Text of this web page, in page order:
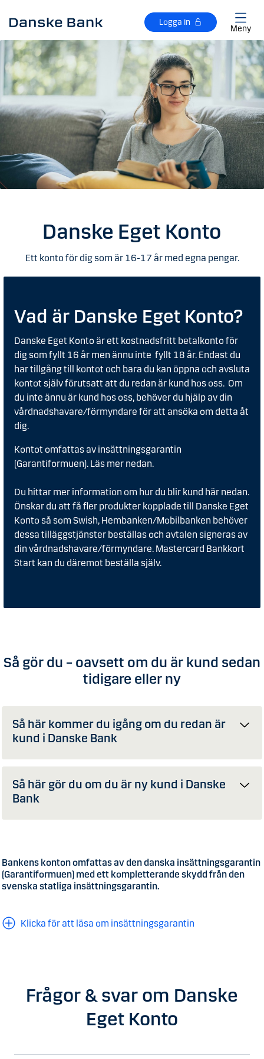
Logga in
Meny
Danske Eget Konto
Ett konto för dig som är 16-17 år med egna pengar.
Vad är Danske Eget Konto?
Danske Eget Konto är ett kostnadsfritt betalkonto för
dig som fyllt 16 år men ännu inte fyllt 18 år. Endast du
har tillgång till kontot och bara du kan öppna och avsluta
kontot själv förutsatt att du redan är kund hos oss. Om
du inte ännu är kund hos oss, behöver du hjälp av din
vårdnadshavare/förmyndare för att ansöka om detta åt
dig.
Kontot omfattas av insättningsgarantin
(Garantiformuen). Läs mer nedan.
Du hittar mer information om hur du blir kund här nedan.
Önskar du att få fler produkter kopplade till Danske Eget
Konto så som Swish, Hembanken/Mobilbanken behöver
dessa tilläggstjänster beställas och avtalen signeras av
din vårdnadshavare/förmyndare. Mastercard Bankkort
Start kan du däremot beställa själv.
Så gör du – oavsett om du är kund sedan
tidigare eller ny
Så här kommer du igång om du redan är
kund i Danske Bank
Så här gör du om du är ny kund i Danske
Bank
Bankens konton omfattas av den danska insättningsgarantin
(Garantiformuen) med ett kompletterande skydd från den
svenska statliga insättningsgarantin.
Klicka för att läsa om insättningsgarantin
Frågor & svar om Danske
Eget Konto